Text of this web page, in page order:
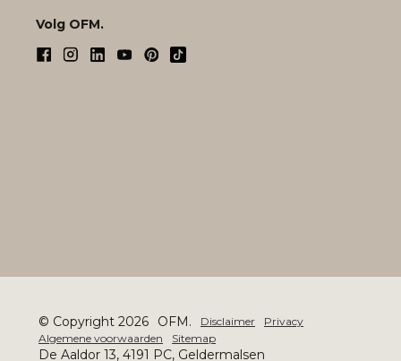
Volg OFM.
© Copyright 2026 OFM. Disclaimer
Privacy
Algemene voorwaarden
Sitemap
De Aaldor 13, 4191 PC, Geldermalsen